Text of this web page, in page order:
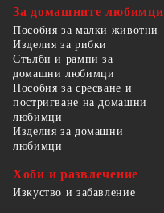
За домашните любимци
Пособия за малки животни
Изделия за рибки
Стълби и рампи за
домашни любимци
Пособия за сресване и
постригване на домашни
любимци
Изделия за домашни
любимци
Хоби и развлечение
Изкуство и забавление